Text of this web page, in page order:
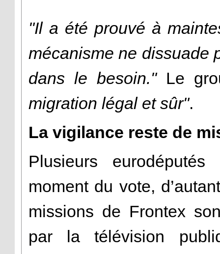
"Il a été prouvé à
mécanisme ne dissuade
dans le besoin."Le
migration légal et sûr".
La vigilance reste de
Plusieurs
moment du vote,
missions de Frontex
par la télévision